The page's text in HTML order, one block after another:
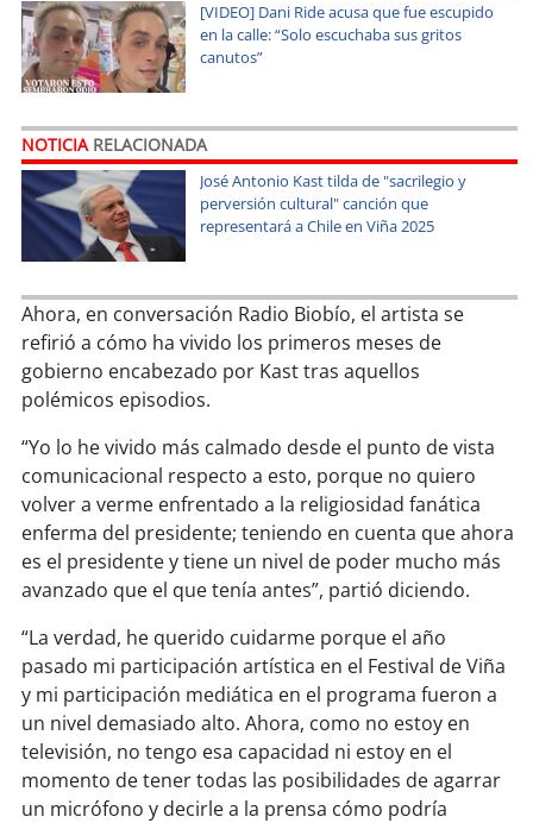
soychillán
soysancarlos
soytalcahuano
soyconcepción
soycoronel
soyarauco
soytemuco
soy valdivia
soyosorno
soypuertomontt
[VIDEO] Dani Ride acusa que fue escupido
en la calle: “Solo escuchaba sus gritos
canutos”
NOTICIARELACIONADA
José Antonio Kast tilda de "sacrilegio y
perversión cultural" canción que
representará a Chile en Viña 2025
Ahora, en conversación Radio Biobío, el artista se
refirió a cómo ha vivido los primeros meses de
gobierno encabezado por Kast tras aquellos
polémicos episodios.
“Yo lo he vivido más calmado desde el punto de vista
comunicacional respecto a esto, porque no quiero
volver a verme enfrentado a la religiosidad fanática
enferma del presidente; teniendo en cuenta que ahora
es el presidente y tiene un nivel de poder mucho más
avanzado que el que tenía antes”, partió diciendo.
“La verdad, he querido cuidarme porque el año
pasado mi participación artística en el Festival de Viña
y mi participación mediática en el programa fueron a
un nivel demasiado alto. Ahora, como no estoy en
televisión, no tengo esa capacidad ni estoy en el
momento de tener todas las posibilidades de agarrar
un micrófono y decirle a la prensa cómo podría